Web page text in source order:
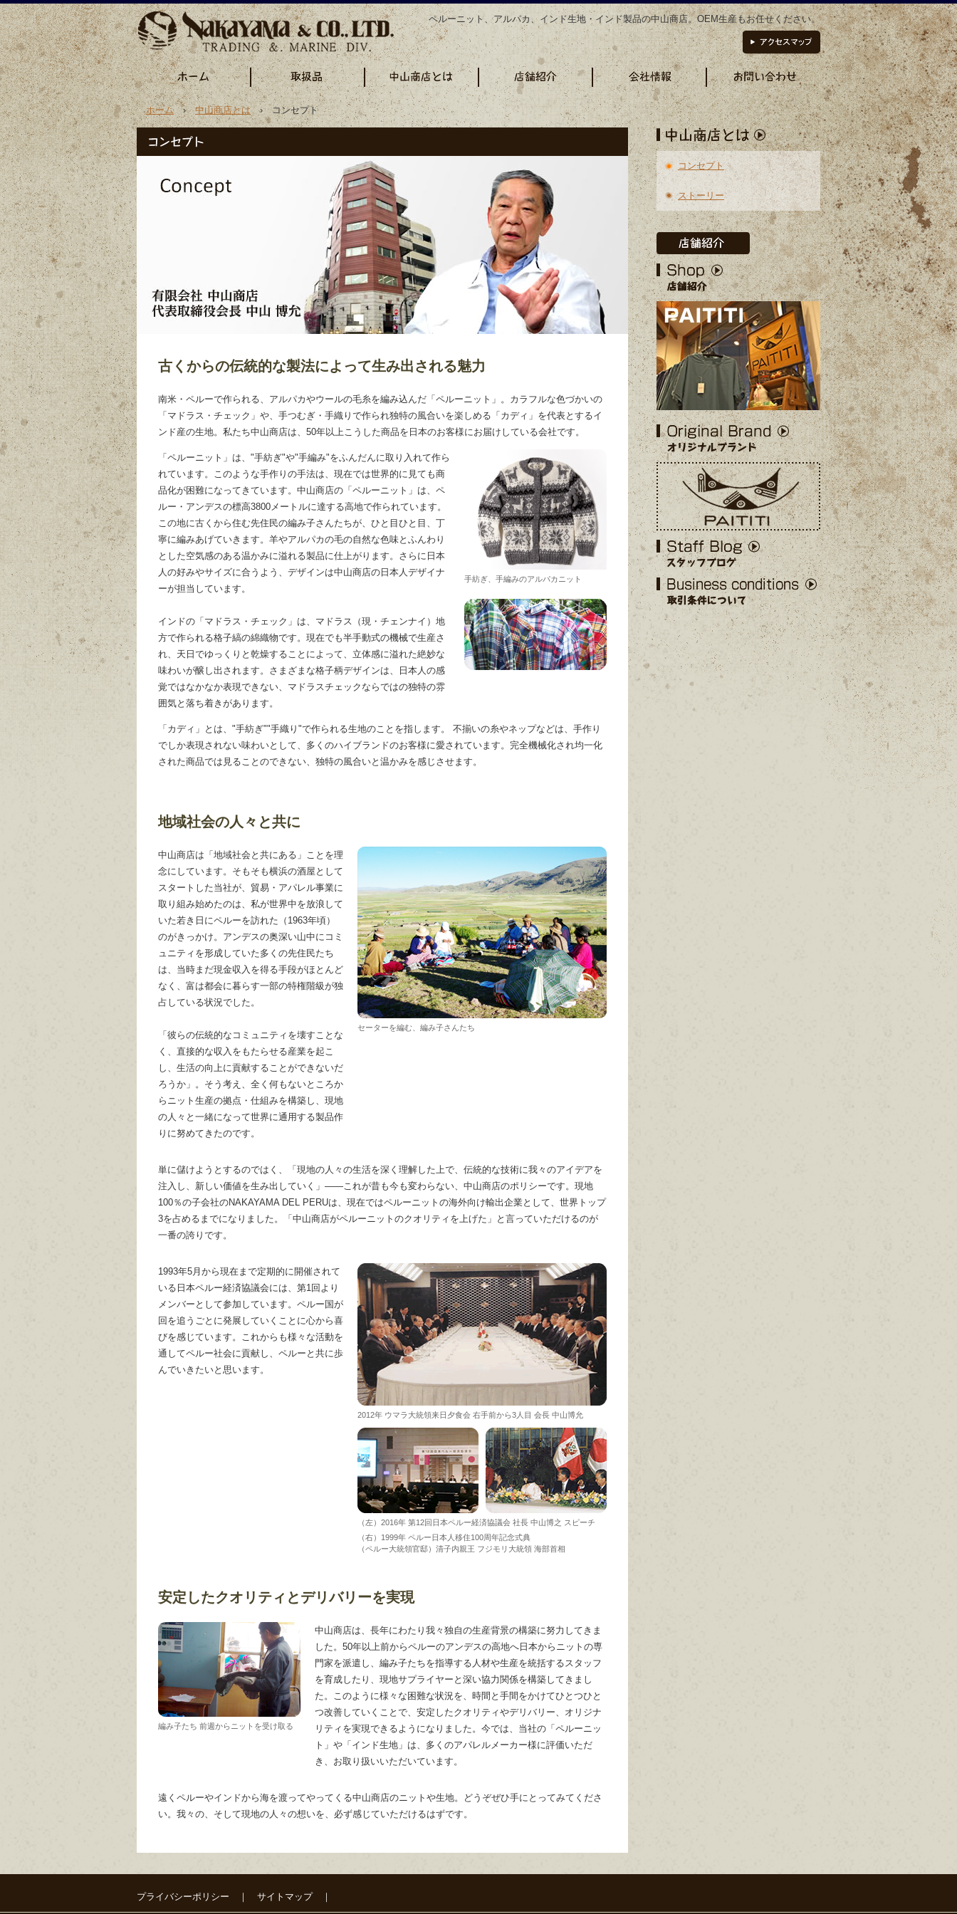
ペルーニット、アルパカ、インド生地・インド製品の中山商店。OEM生産もお任せください。
ホーム›中山商店とは› コンセプト
古くからの伝統的な製法によって生み出される魅力
南米・ペルーで作られる、アルパカやウールの毛糸を編み込んだ「ペルーニット」。カラフルな色づかいの
「マドラス・チェック」や、手つむぎ・手織りで作られ独特の風合いを楽しめる「カディ」を代表とするイ
ンド産の生地。私たち中山商店は、50年以上こうした商品を日本のお客様にお届けしている会社です。
手紡ぎ、手編みのアルパカニット
「ペルーニット」は、"手紡ぎ"や"手編み"をふんだんに取り入れて作ら
れています。このような手作りの手法は、現在では世界的に見ても商
品化が困難になってきています。中山商店の「ペルーニット」は、ペ
ルー・アンデスの標高3800メートルに達する高地で作られています。
この地に古くから住む先住民の編み子さんたちが、ひと目ひと目、丁
寧に編みあげていきます。羊やアルパカの毛の自然な色味とふんわり
とした空気感のある温かみに溢れる製品に仕上がります。さらに日本
人の好みやサイズに合うよう、デザインは中山商店の日本人デザイナ
ーが担当しています。
インドの「マドラス・チェック」は、マドラス（現・チェンナイ）地
方で作られる格子縞の綿織物です。現在でも半手動式の機械で生産さ
れ、天日でゆっくりと乾燥することによって、立体感に溢れた絶妙な
味わいが醸し出されます。さまざまな格子柄デザインは、日本人の感
覚ではなかなか表現できない、マドラスチェックならではの独特の雰
囲気と落ち着きがあります。
「カディ」とは、"手紡ぎ""手織り"で作られる生地のことを指します。 不揃いの糸やネップなどは、手作り
でしか表現されない味わいとして、多くのハイブランドのお客様に愛されています。完全機械化され均一化
された商品では見ることのできない、独特の風合いと温かみを感じさせます。
地域社会の人々と共に
セーターを編む、編み子さんたち
中山商店は「地域社会と共にある」ことを理
念にしています。そもそも横浜の酒屋として
スタートした当社が、貿易・アパレル事業に
取り組み始めたのは、私が世界中を放浪して
いた若き日にペルーを訪れた（1963年頃）
のがきっかけ。アンデスの奥深い山中にコミ
ュニティを形成していた多くの先住民たち
は、当時まだ現金収入を得る手段がほとんど
なく、富は都会に暮らす一部の特権階級が独
占している状況でした。
「彼らの伝統的なコミュニティを壊すことな
く、直接的な収入をもたらせる産業を起こ
し、生活の向上に貢献することができないだ
ろうか」。そう考え、全く何もないところか
らニット生産の拠点・仕組みを構築し、現地
の人々と一緒になって世界に通用する製品作
りに努めてきたのです。
単に儲けようとするのではく、「現地の人々の生活を深く理解した上で、伝統的な技術に我々のアイデアを
注入し、新しい価値を生み出していく」——これが昔も今も変わらない、中山商店のポリシーです。現地
100％の子会社のNAKAYAMA DEL PERUは、現在ではペルーニットの海外向け輸出企業として、世界トップ
3を占めるまでになりました。「中山商店がペルーニットのクオリティを上げた」と言っていただけるのが
一番の誇りです。
2012年 ウマラ大統領来日夕食会 右手前から3人目 会長 中山博允
（左）2016年 第12回日本ペルー経済協議会 社長 中山博之 スピーチ
（右）1999年 ペルー日本人移住100周年記念式典
（ペルー大統領官邸）清子内親王 フジモリ大統領 海部首相
1993年5月から現在まで定期的に開催されて
いる日本ペルー経済協議会には、第1回より
メンバーとして参加しています。ペルー国が
回を追うごとに発展していくことに心から喜
びを感じています。これからも様々な活動を
通してペルー社会に貢献し、ペルーと共に歩
んでいきたいと思います。
安定したクオリティとデリバリーを実現
編み子たち 前週からニットを受け取る
中山商店は、長年にわたり我々独自の生産背景の構築に努力してきま
した。50年以上前からペルーのアンデスの高地へ日本からニットの専
門家を派遣し、編み子たちを指導する人材や生産を統括するスタッフ
を育成したり、現地サプライヤーと深い協力関係を構築してきまし
た。このように様々な困難な状況を、時間と手間をかけてひとつひと
つ改善していくことで、安定したクオリティやデリバリー、オリジナ
リティを実現できるようになりました。今では、当社の「ペルーニッ
ト」や「インド生地」は、多くのアパレルメーカー様に評価いただ
き、お取り扱いいただいています。
遠くペルーやインドから海を渡ってやってくる中山商店のニットや生地。どうぞぜひ手にとってみてくださ
い。我々の、そして現地の人々の想いを、必ず感じていただけるはずです。
コンセプト
ストーリー
プライバシーポリシー ｜ サイトマップ｜